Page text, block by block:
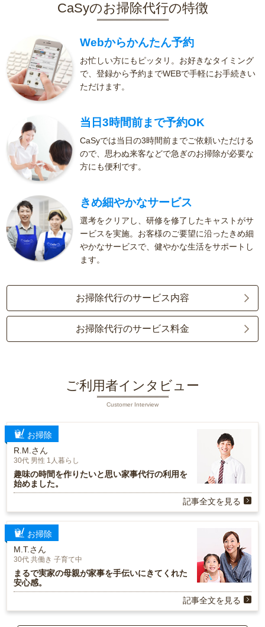
CaSyのお掃除代行の特徴
Webからかんたん予約
お忙しい方にもピッタリ。お好きなタイミング
で、登録から予約までWEBで手軽にお手続きい
ただけます。
当日3時間前まで予約OK
CaSyでは当日の3時間前までご依頼いただける
ので、思わぬ来客などで急ぎのお掃除が必要な
方にも便利です。
きめ細やかなサービス
選考をクリアし、研修を修了したキャストがサ
ービスを実施。お客様のご要望に沿ったきめ細
やかなサービスで、健やかな生活をサポートし
ます。
お掃除代行のサービス内容
お掃除代行のサービス料金
ご利用者インタビュー
Customer Interview
お掃除
R.M.さん
30代 男性 1人暮らし
趣味の時間を作りたいと思い家事代行の利用を
始めました。
記事全文を見る
お掃除
M.T.さん
30代 共働き 子育て中
まるで実家の母親が家事を手伝いにきてくれた
安心感。
記事全文を見る